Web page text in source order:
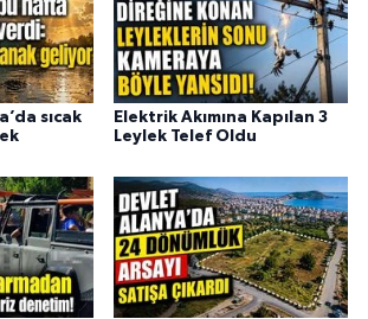
sıcak
Elektrik Akımına Kapılan 3
Leylek Telef Oldu